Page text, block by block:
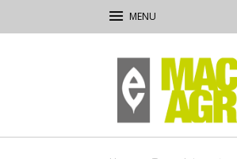
Macchine
Agricole